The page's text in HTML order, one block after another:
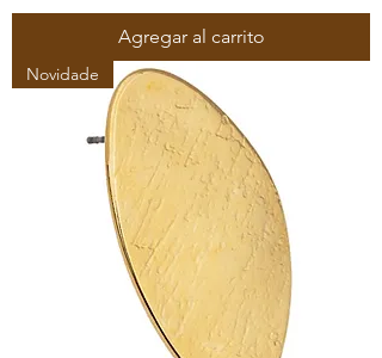
Agregar al carrito
Novidade